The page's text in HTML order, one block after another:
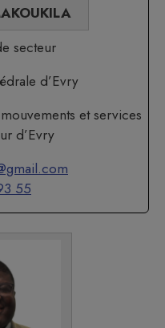
secteur
d’Evry
et services
d’Evry
55